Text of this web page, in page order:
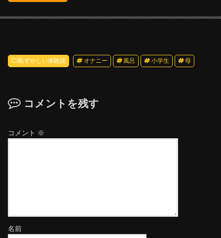
恥ずかしい体験談 オナニー 風呂 小学生 母
コメントを残す
コメント ※
名前